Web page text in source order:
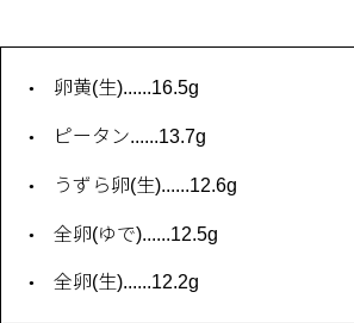
卵黄(生)......16.5g
ピータン......13.7g
うずら卵(生)......12.6g
全卵(ゆで)......12.5g
全卵(生)......12.2g